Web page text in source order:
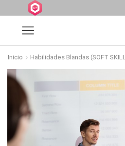
Inicio Habilidades Blandas (SOFT